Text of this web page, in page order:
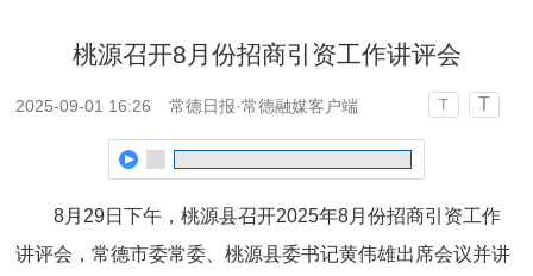
桃源召开8月份招商引资工作讲评会
2025-09-01 16:26 常德日报·常德融媒客户端 T T
8月29日下午，桃源县召开2025年8月份招商引资工作
讲评会，常德市委常委、桃源县委书记黄伟雄出席会议并讲